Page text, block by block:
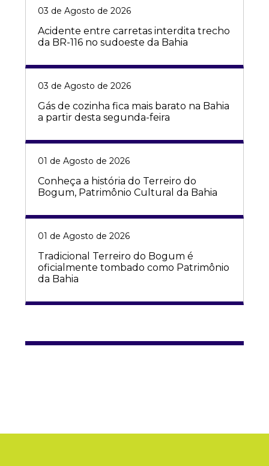
03 de Agosto de 2026
Acidente entre carretas interdita trecho
da BR-116 no sudoeste da Bahia
03 de Agosto de 2026
Gás de cozinha fica mais barato na Bahia
a partir desta segunda-feira
01 de Agosto de 2026
Conheça a história do Terreiro do
Bogum, Patrimônio Cultural da Bahia
01 de Agosto de 2026
Tradicional Terreiro do Bogum é
oficialmente tombado como Patrimônio
da Bahia